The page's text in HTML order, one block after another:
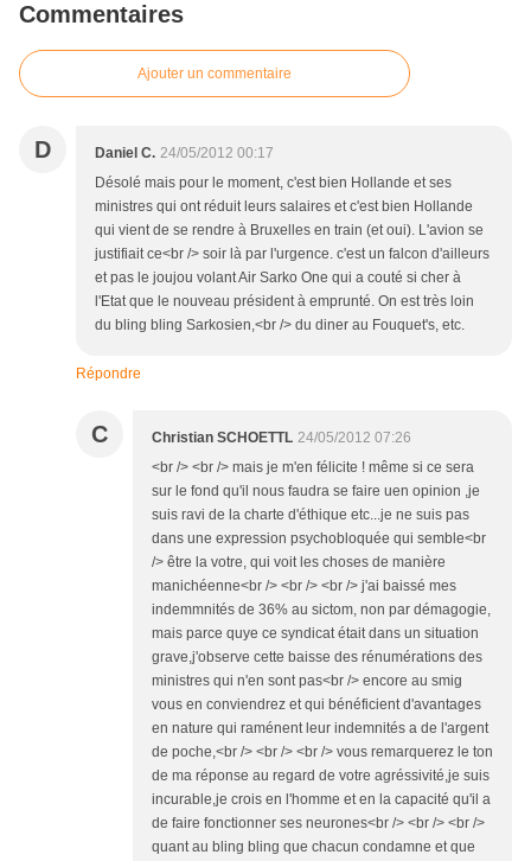
Commentaires
Ajouter un commentaire
D Daniel C. 24/05/2012 00:17
Désolé mais pour le moment, c'est bien Hollande et ses
ministres qui ont réduit leurs salaires et c'est bien Hollande
qui vient de se rendre à Bruxelles en train (et oui). L'avion se
justifiait ce<br /> soir là par l'urgence. c'est un falcon d'ailleurs
et pas le joujou volant Air Sarko One qui a couté si cher à
l'Etat que le nouveau président à emprunté. On est très loin
du bling bling Sarkosien,<br /> du diner au Fouquet's, etc.
Répondre
C Christian SCHOETTL 24/05/2012 07:26
<br /> <br /> mais je m'en félicite ! même si ce sera
sur le fond qu'il nous faudra se faire uen opinion ,je
suis ravi de la charte d'éthique etc...je ne suis pas
dans une expression psychobloquée qui semble<br
/> être la votre, qui voit les choses de manière
manichéenne<br /> <br /> <br /> j'ai baissé mes
indemmnités de 36% au sictom, non par démagogie,
mais parce quye ce syndicat était dans un situation
grave,j'observe cette baisse des rénumérations des
ministres qui n'en sont pas<br /> encore au smig
vous en conviendrez et qui bénéficient d'avantages
en nature qui raménent leur indemnités a de l'argent
de poche,<br /> <br /> <br /> vous remarquerez le ton
de ma réponse au regard de votre agréssivité,je suis
incurable,je crois en l'homme et en la capacité qu'il a
de faire fonctionner ses neurones<br /> <br /> <br />
quant au bling bling que chacun condamne et que